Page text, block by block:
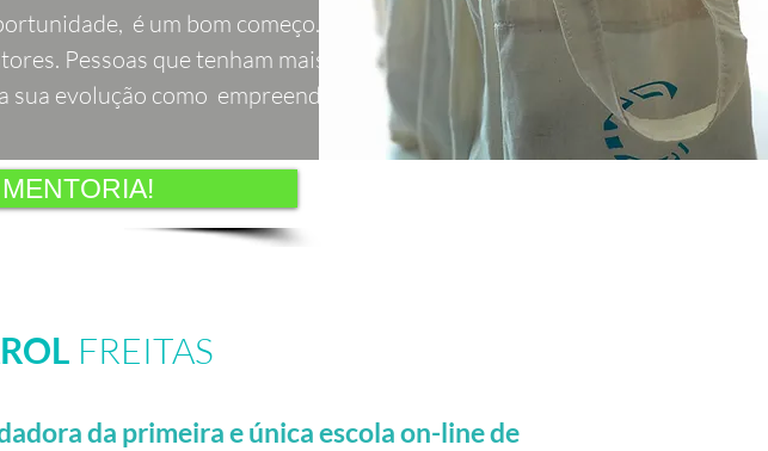
é um bom começo. Mas
Pessoas que tenham mais
evolução como empreendedor.
FREITAS
da primeira e única escola on-line de